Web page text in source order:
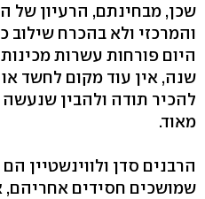
שכן, מבחינתם, הרעיון של
והמרכזי ולא בהכרח שילוב
היום פורחות עשרות
שנה, אין עוד מקום לחשד
להכיר תודה ולהבין שנעשה
מאוד.
הרבנים סדן ולווינשטיין
שמושכים חסידים